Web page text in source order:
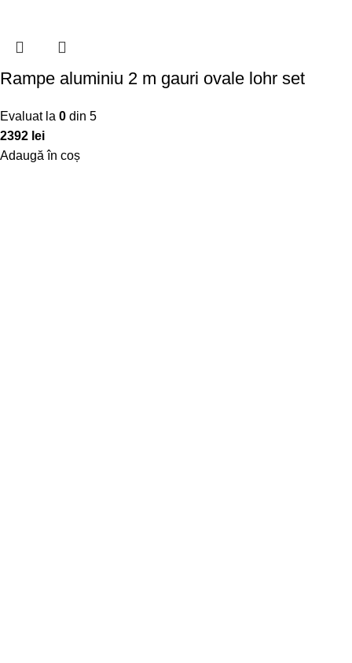
Rampe aluminiu 2 m gauri ovale lohr set
Evaluat la 0 din 5
2392 lei
Adaugă în coș